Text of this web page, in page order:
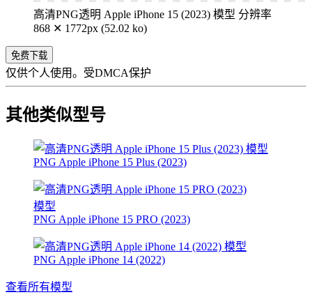
高清PNG透明 Apple iPhone 15 (2023) 模型 分辨率
868 ✕ 1772px (52.02 ko)
免费下载
仅供个人使用。受DMCA保护
其他类似型号
PNG Apple iPhone 15 Plus (2023)
PNG Apple iPhone 15 PRO (2023)
PNG Apple iPhone 14 (2022)
查看所有模型